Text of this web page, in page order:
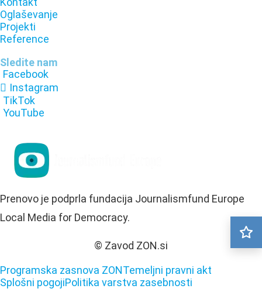
Oglaševanje
Projekti
Reference
Sledite nam
Facebook
Instagram
TikTok
YouTube
Prenovo je podprla fundacija Journalismfund Europe
Local Media for Democracy.
© Zavod ZON.si
Programska zasnova ZONTemeljni pravni akt
Splošni pogojiPolitika varstva zasebnosti